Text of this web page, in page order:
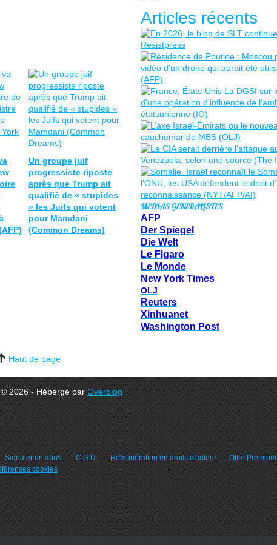
Un groupe juif
progressiste riposte
après que Trump ait
qualifié de « stupides
» les Juifs qui votent
pour Mamdani
(Common Dreams)
Articles récents
MEDIAS GENERALISTES
AFP
Der Spiegel
Die Welt
Le Figaro
Le Monde
New York Times
OLJ
Reuters
Xinhuanet
Washington Post
Haut de page
2026 - Hébergé parOverblog
Signaler un abus C.G.U. Rémunération en droits d'auteur Offre Premium
cookies